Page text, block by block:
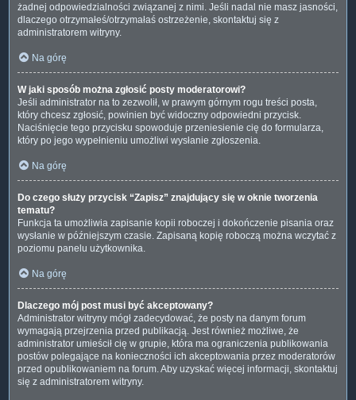
żadnej odpowiedzialności związanej z nimi. Jeśli nadal nie masz jasności,
dlaczego otrzymałeś/otrzymałaś ostrzeżenie, skontaktuj się z
administratorem witryny.
Na górę
W jaki sposób można zgłosić posty moderatorowi?
Jeśli administrator na to zezwolił, w prawym górnym rogu treści posta,
który chcesz zgłosić, powinien być widoczny odpowiedni przycisk.
Naciśnięcie tego przycisku spowoduje przeniesienie cię do formularza,
który po jego wypełnieniu umożliwi wysłanie zgłoszenia.
Na górę
Do czego służy przycisk “Zapisz” znajdujący się w oknie tworzenia
tematu?
Funkcja ta umożliwia zapisanie kopii roboczej i dokończenie pisania oraz
wysłanie w późniejszym czasie. Zapisaną kopię roboczą można wczytać z
poziomu panelu użytkownika.
Na górę
Dlaczego mój post musi być akceptowany?
Administrator witryny mógł zadecydować, że posty na danym forum
wymagają przejrzenia przed publikacją. Jest również możliwe, że
administrator umieścił cię w grupie, która ma ograniczenia publikowania
postów polegające na konieczności ich akceptowania przez moderatorów
przed opublikowaniem na forum. Aby uzyskać więcej informacji, skontaktuj
się z administratorem witryny.